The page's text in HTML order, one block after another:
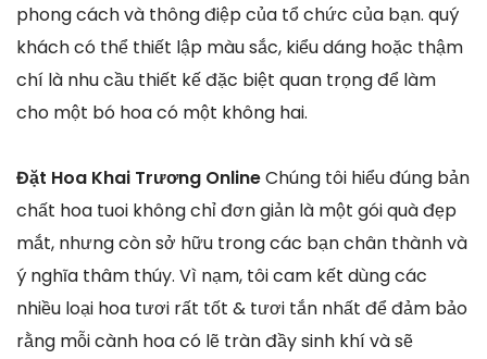
phong cách và thông điệp của tổ chức của bạn. quý
khách có thể thiết lập màu sắc, kiểu dáng hoặc thậm
chí là nhu cầu thiết kế đặc biệt quan trọng để làm
cho một bó hoa có một không hai.
Đặt Hoa Khai Trương OnlineChúng tôi hiểu đúng bản
chất hoa tuoi không chỉ đơn giản là một gói quà đẹp
mắt, nhưng còn sở hữu trong các bạn chân thành và
ý nghĩa thâm thúy. Vì nạm, tôi cam kết dùng các
nhiều loại hoa tươi rất tốt & tươi tắn nhất để đảm bảo
rằng mỗi cành hoa có lẽ tràn đầy sinh khí và sẽ